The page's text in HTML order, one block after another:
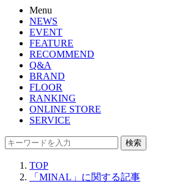
Menu
NEWS
EVENT
FEATURE
RECOMMEND
Q&A
BRAND
FLOOR
RANKING
ONLINE STORE
SERVICE
検索
TOP
「MINAL」に関する記事